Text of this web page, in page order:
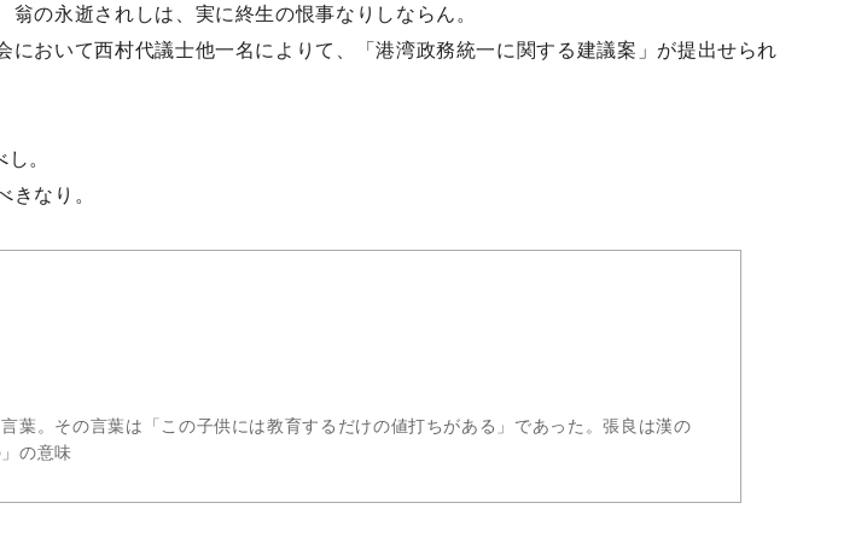
の永逝されしは、実に終生の恨事なりしならん。
おいて西村代議士他一名によりて、「港湾政務統一に関する建議案」が提出せられ
。
きなり。
葉。その言葉は「この子供には教育するだけの値打ちがある」であった。張良は漢の
の意味